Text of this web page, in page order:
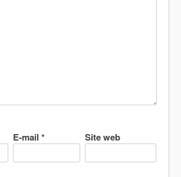
E-mail * Site web